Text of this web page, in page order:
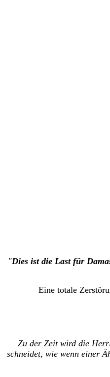
"Dies ist die Last für
Eine totale
Zu der Zeit wird die
schneidet, wie wenn einer